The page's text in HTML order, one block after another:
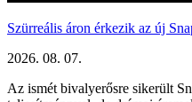
Szürreális áron érkezik az új
2026. 08. 07.
Az ismét bivalyerősre sikerült